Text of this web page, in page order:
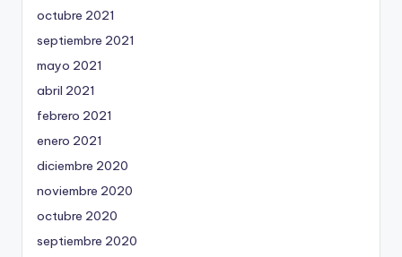
octubre 2021
septiembre 2021
mayo 2021
abril 2021
febrero 2021
enero 2021
diciembre 2020
noviembre 2020
octubre 2020
septiembre 2020